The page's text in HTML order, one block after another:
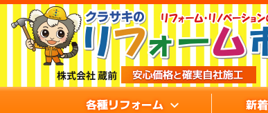
各種リフォーム 新